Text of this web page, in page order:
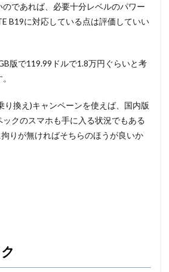
のであれば、必要十分レベルのパワー
B19に対応している点は評価していい
版で119.99ドルで1.8万円ぐらいと考
り換え)キャンペーンを使えば、国内版
クのスマホも手に入る状況でもある
りが無ければそちらのほうが良いか